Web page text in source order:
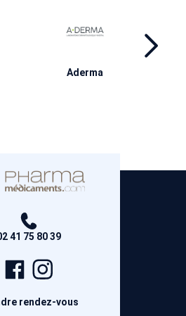
Aderma
41 75 80 39
Page
Facebook
rendez-vous